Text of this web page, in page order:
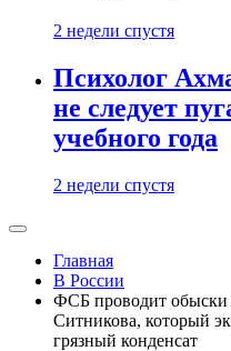
2 недели спустя
Психолог
не следует
учебного года
2 недели спустя
Главная
В России
ФСБ проводит обыски
Ситникова, который
грязный конденсат